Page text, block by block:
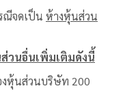
ณีจดเป็น ห้างหุ้นส่วน
วนอื่นเพิ่มเติมดังนี้
งหุ้นส่วนบริษัท 200